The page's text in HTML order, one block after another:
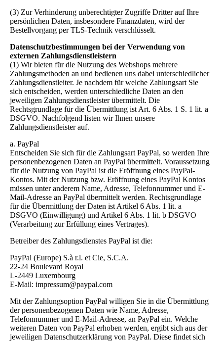
(3) Zur Verhinderung unberechtigter Zugriffe Dritter auf Ihre
persönlichen Daten, insbesondere Finanzdaten, wird der
Bestellvorgang per TLS-Technik verschlüsselt.
Datenschutzbestimmungen bei der Verwendung von
externen Zahlungsdienstleistern
(1) Wir bieten für die Nutzung des Webshops mehrere
Zahlungsmethoden an und bedienen uns dabei unterschiedlicher
Zahlungsdienstleiter. Je nachdem für welche Zahlungsart Sie
sich entscheiden, werden unterschiedliche Daten an den
jeweiligen Zahlungsdienstleister übermittelt. Die
Rechtsgrundlage für die Übermittlung ist Art. 6 Abs. 1 S. 1 lit. a
DSGVO. Nachfolgend listen wir Ihnen unsere
Zahlungsdienstleister auf.
a. PayPal
Entscheiden Sie sich für die Zahlungsart PayPal, so werden Ihre
personenbezogenen Daten an PayPal übermittelt. Voraussetzung
für die Nutzung von PayPal ist die Eröffnung eines PayPal-
Kontos. Mit der Nutzung bzw. Eröffnung eines PayPal Kontos
müssen unter anderem Name, Adresse, Telefonnummer und E-
Mail-Adresse an PayPal übermittelt werden. Rechtsgrundlage
für die Übermittlung der Daten ist Artikel 6 Abs. 1 lit. a
DSGVO (Einwilligung) und Artikel 6 Abs. 1 lit. b DSGVO
(Verarbeitung zur Erfüllung eines Vertrages).
Betreiber des Zahlungsdienstes PayPal ist die:
PayPal (Europe) S.à r.l. et Cie, S.C.A.
22-24 Boulevard Royal
L-2449 Luxembourg
E-Mail: impressum@paypal.com
Mit der Zahlungsoption PayPal willigen Sie in die Übermittlung
der personenbezogenen Daten wie Name, Adresse,
Telefonnummer und E-Mail-Adresse, an PayPal ein. Welche
weiteren Daten von PayPal erhoben werden, ergibt sich aus der
jeweiligen Datenschutzerklärung von PayPal. Diese findet sich